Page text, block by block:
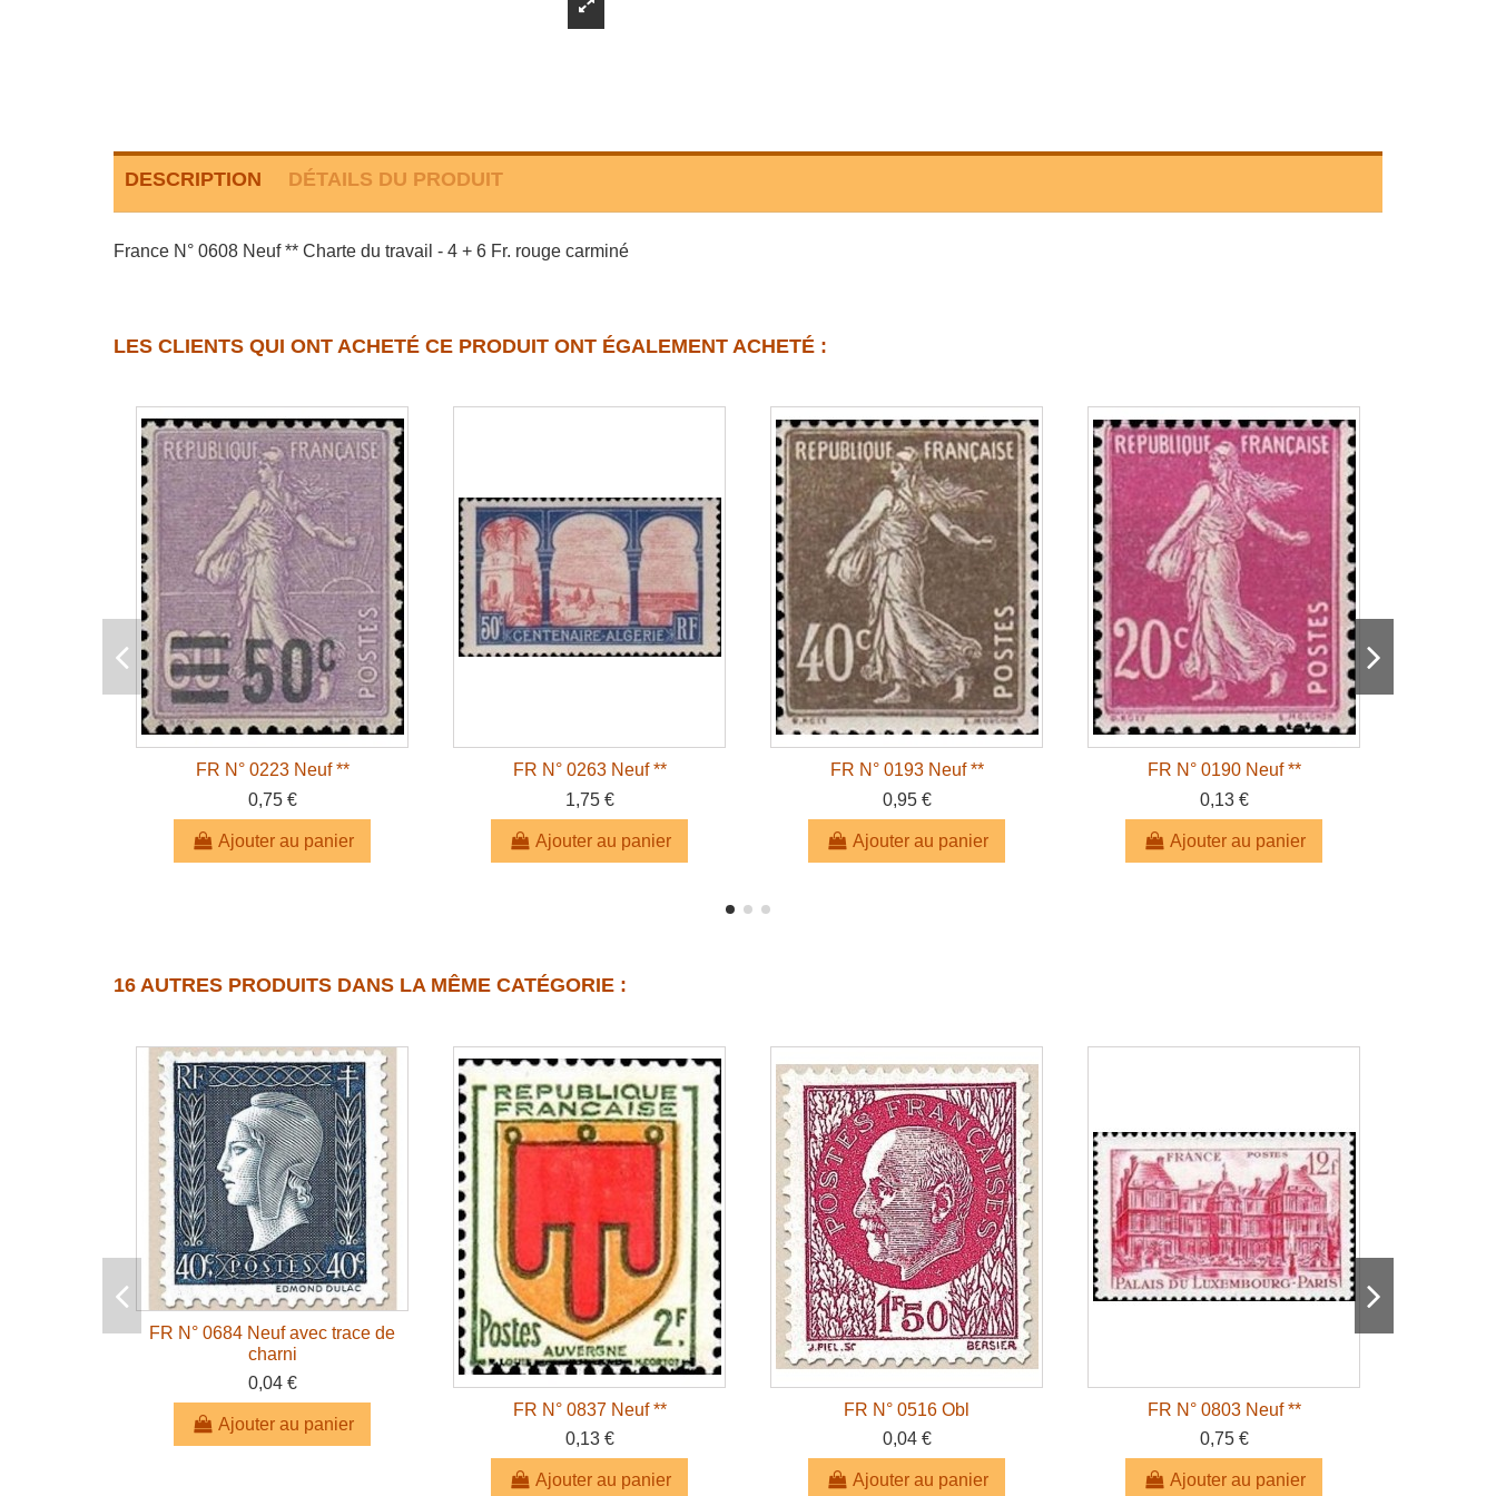
DESCRIPTION DÉTAILS DU PRODUIT
France N° 0608 Neuf ** Charte du travail - 4 + 6 Fr. rouge carminé
LES CLIENTS QUI ONT ACHETÉ CE PRODUIT ONT ÉGALEMENT ACHETÉ :
FR N° 0223 Neuf **
0,75 €
Ajouter au panier
FR N° 0263 Neuf **
1,75 €
Ajouter au panier
FR N° 0193 Neuf **
0,95 €
Ajouter au panier
FR N° 0190 Neuf **
0,13 €
Ajouter au panier
16 AUTRES PRODUITS DANS LA MÊME CATÉGORIE :
FR N° 0684 Neuf avec trace de
charni
0,04 €
Ajouter au panier
FR N° 0837 Neuf **
0,13 €
Ajouter au panier
FR N° 0516 Obl
0,04 €
Ajouter au panier
FR N° 0803 Neuf **
0,75 €
Ajouter au panier